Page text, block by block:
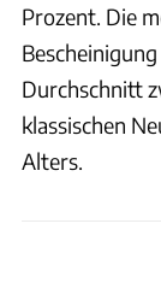
Prozent. Die
Durchschnitt
klassischen
Alters.